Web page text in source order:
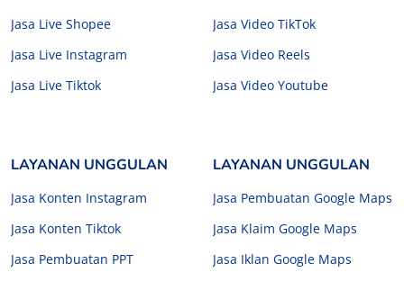
Jasa Live Shopee
Jasa Live Instagram
Jasa Live Tiktok
Jasa Video TikTok
Jasa Video Reels
Jasa Video Youtube
LAYANAN UNGGULAN
Jasa Konten Instagram
Jasa Konten Tiktok
Jasa Pembuatan PPT
LAYANAN UNGGULAN
Jasa Pembuatan Google Maps
Jasa Klaim Google Maps
Jasa Iklan Google Maps